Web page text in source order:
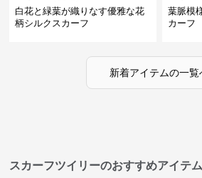
白花と緑葉が織りなす優雅な花
柄シルクスカーフ
葉脈模
カーフ
新着アイテムの一覧
スカーフツイリーのおすすめアイテム